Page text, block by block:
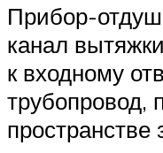
Прибор-
канал
к входному
трубопровод,
пространстве